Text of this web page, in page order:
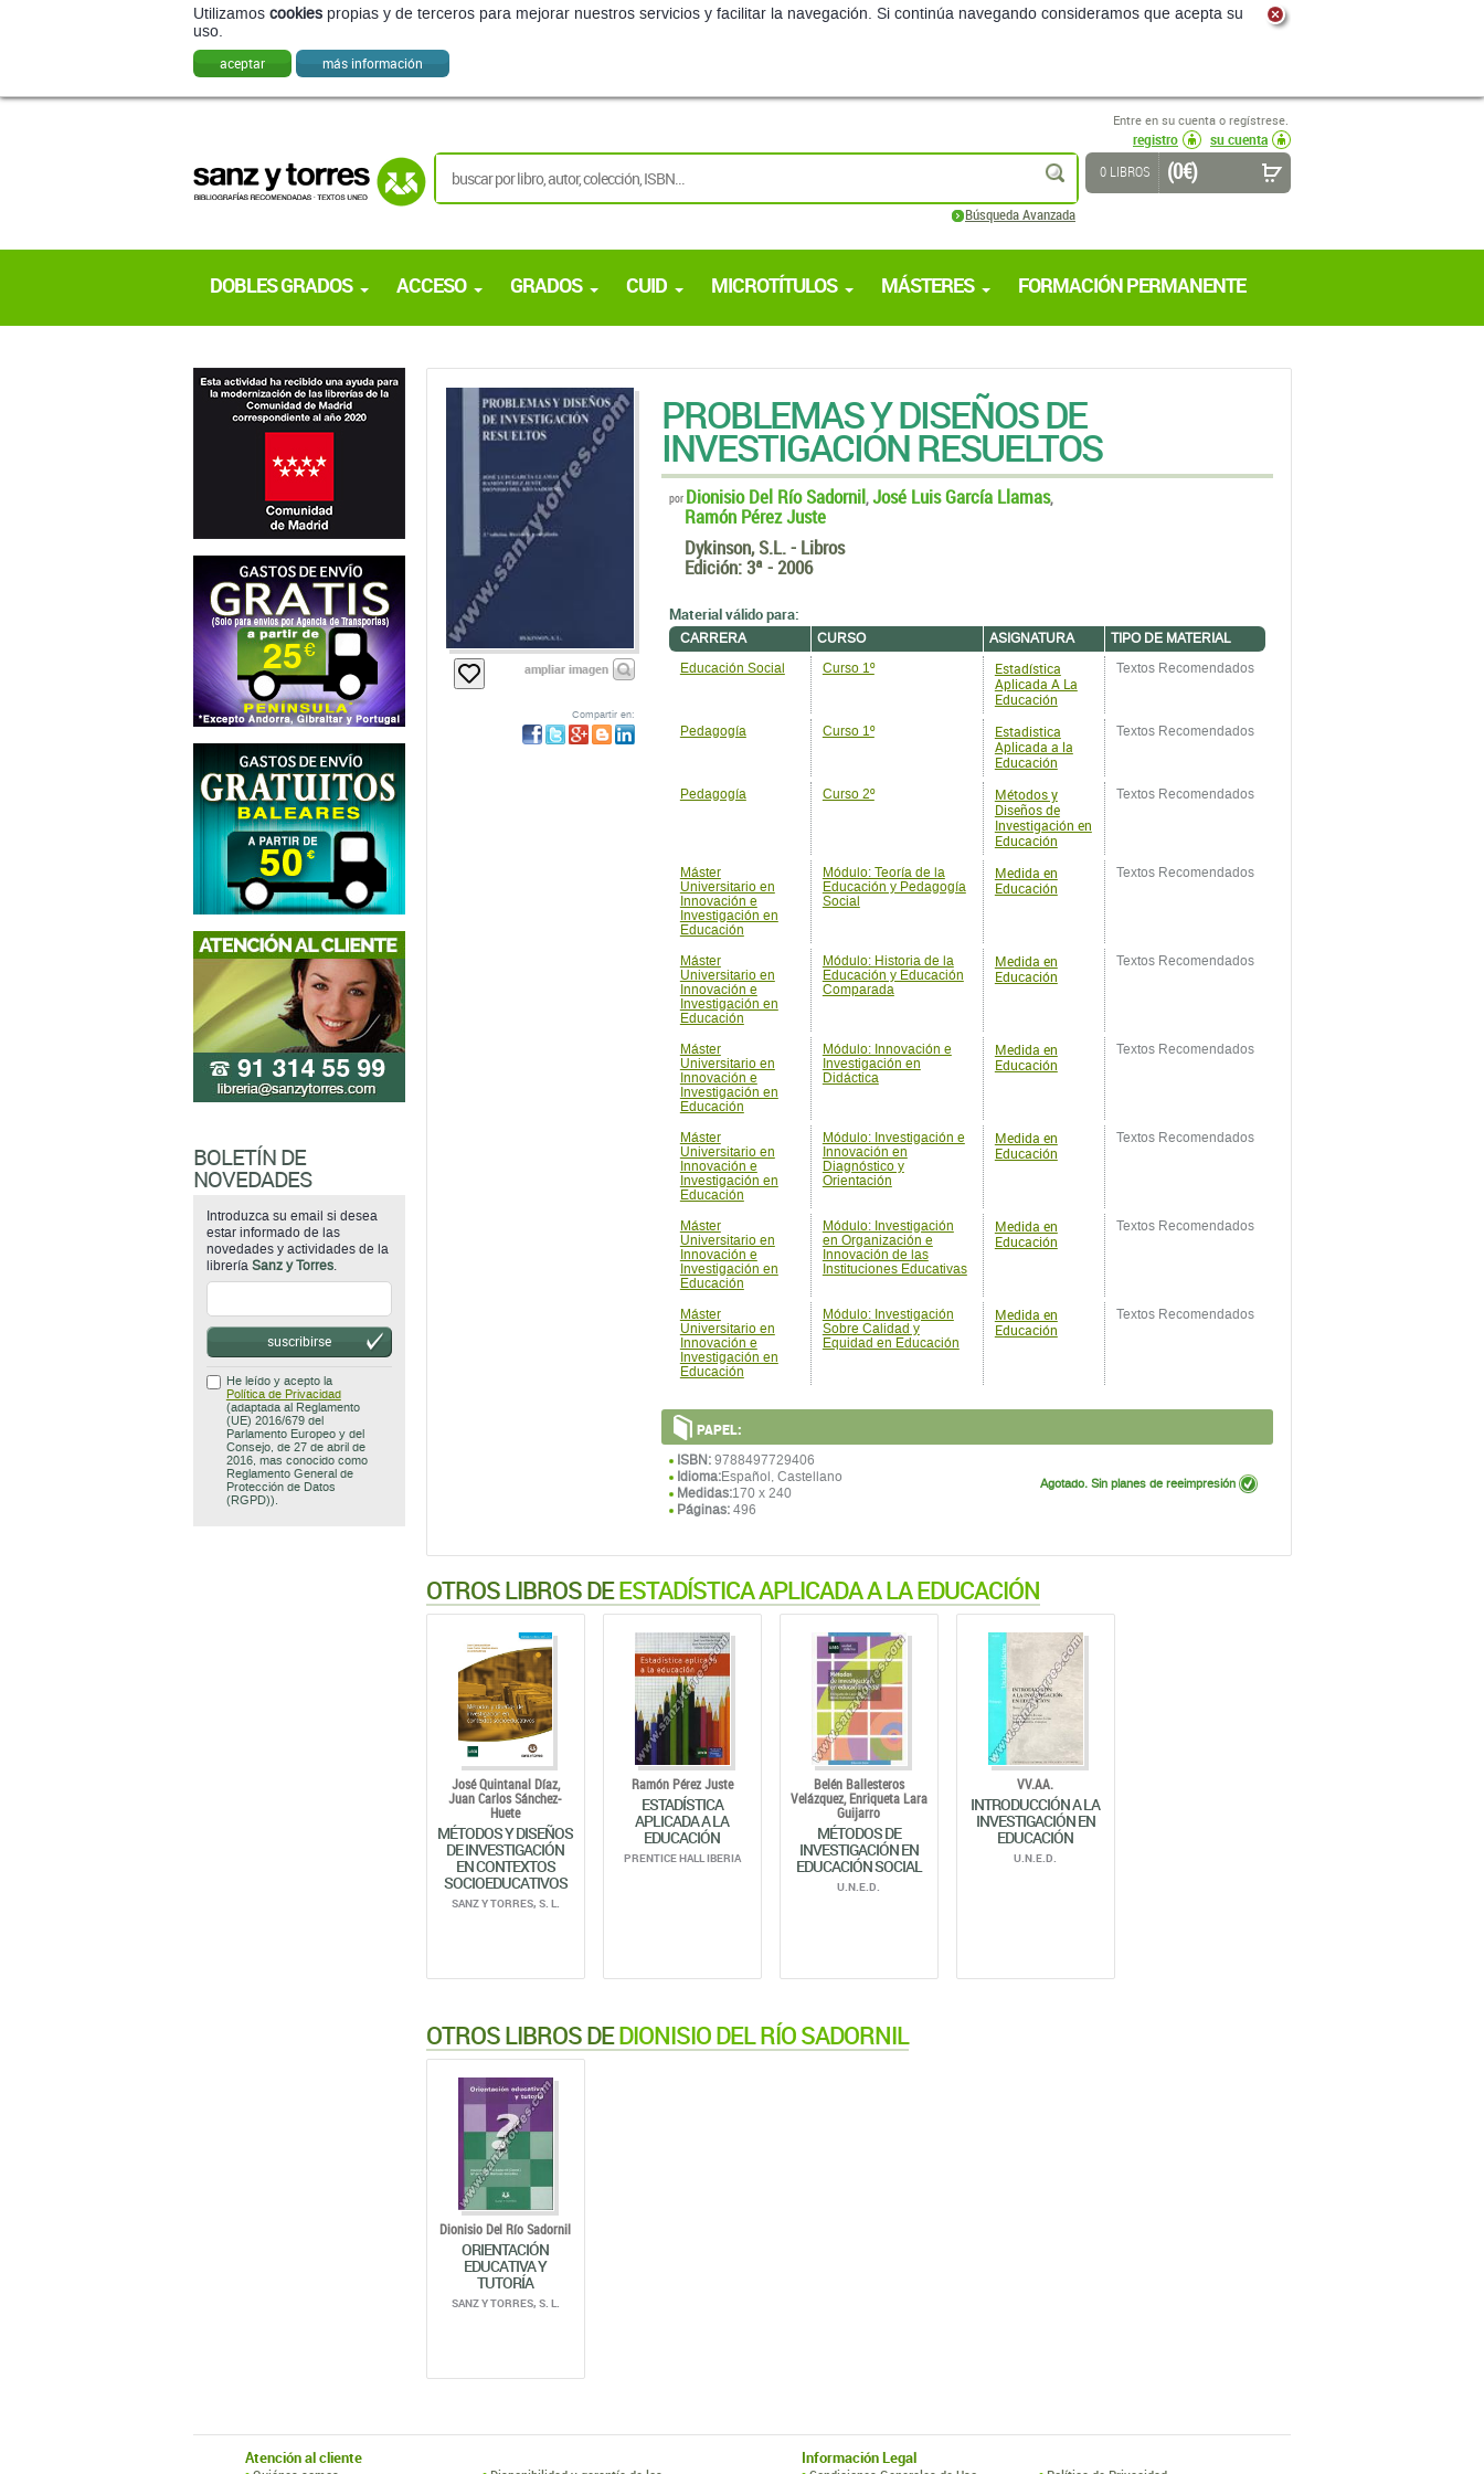
Utilizamos cookies propias y de terceros para mejorar nuestros servicios y facilitar la navegación. Si continúa navegando consideramos que acepta su
uso.
aceptar más información
Entre en su cuenta o regístrese.
registro
su cuenta
buscar
Búsqueda Avanzada
0 LIBROS (0 €)
DOBLES GRADOS ACCESO GRADOS CUID MICROTÍTULOS MÁSTERES FORMACIÓN PERMANENTE
PROBLEMAS Y DISEÑOS DE
INVESTIGACIÓN RESUELTOS
ampliar imagen
Compartir en:
por Dionisio Del Río Sadornil,José Luis García Llamas,
Ramón Pérez Juste
Dykinson, S.L. - Libros
Edición:3ª - 2006
Material válido para:
CARRERA CURSO ASIGNATURA
TIPO DE MATERIAL
Educación Social
Curso 1º
Estadística
Aplicada A La
Educación
Textos Recomendados
Pedagogía Curso 1º
Estadistica
Aplicada a la
Educación
Textos Recomendados
Pedagogía Curso 2º
Métodos y
Diseños de
Investigación en
Educación
Textos Recomendados
Máster
Universitario en
Innovación e
Investigación en
Educación
Módulo: Teoría de la
Educación y Pedagogía
Social
Medida en
Educación
Textos Recomendados
Máster
Universitario en
Innovación e
Investigación en
Educación
Módulo: Historia de la
Educación y Educación
Comparada
Medida en
Educación
Textos Recomendados
Máster
Universitario en
Innovación e
Investigación en
Educación
Módulo: Innovación e
Investigación en
Didáctica
Medida en
Educación
Textos Recomendados
Máster
Universitario en
Innovación e
Investigación en
Educación
Módulo: Investigación e
Innovación en
Diagnóstico y
Orientación
Medida en
Educación
Textos Recomendados
Máster
Universitario en
Innovación e
Investigación en
Educación
Módulo: Investigación
en Organización e
Innovación de las
Instituciones Educativas
Medida en
Educación
Textos Recomendados
Máster
Universitario en
Innovación e
Investigación en
Educación
Módulo: Investigación
Sobre Calidad y
Equidad en Educación
Medida en
Educación
Textos Recomendados
PAPEL:
ISBN:9788497729406
Idioma:Español, Castellano
Medidas:170 x 240
Páginas:496
Agotado. Sin planes de reeimpresión
OTROS LIBROS DEESTADÍSTICA APLICADA A LA EDUCACIÓN
José Quintanal Díaz,
Juan Carlos Sánchez-
Huete
MÉTODOS Y DISEÑOS
DE INVESTIGACIÓN
EN CONTEXTOS
SOCIOEDUCATIVOS
SANZ Y TORRES, S. L.
Ramón Pérez Juste
ESTADÍSTICA
APLICADA A LA
EDUCACIÓN
PRENTICE HALL IBERIA
Belén Ballesteros
Velázquez,Enriqueta Lara
Guijarro
MÉTODOS DE
INVESTIGACIÓN EN
EDUCACIÓN SOCIAL
U.N.E.D.
VV.AA.
INTRODUCCIÓN A LA
INVESTIGACIÓN EN
EDUCACIÓN
U.N.E.D.
OTROS LIBROS DEDIONISIO DEL RÍO SADORNIL
Dionisio Del Río Sadornil
ORIENTACIÓN
EDUCATIVA Y
TUTORÍA
SANZ Y TORRES, S. L.
BOLETÍN DE
NOVEDADES
Introduzca su email si desea
estar informado de las
novedades y actividades de la
librería Sanz y Torres.
suscribirse
He leído y acepto la
Política de Privacidad
(adaptada al Reglamento
(UE) 2016/679 del
Parlamento Europeo y del
Consejo, de 27 de abril de
2016, mas conocido como
Reglamento General de
Protección de Datos
(RGPD)).
Atención al cliente
Información Legal